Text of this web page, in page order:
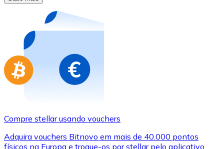
Compre cartões-presente das suas marcas favoritas
Ir para a loja de cartões-presente
Compre stellar usando vouchers
Adquira vouchers Bitnovo em mais de 40.000 pontos
físicos na Europa e troque-os por stellar pelo aplicativo.